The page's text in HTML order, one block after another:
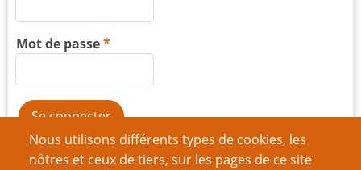
Nous utilisons différents types de cookies, les
nôtres et ceux de tiers, sur les pages de ce site
Mot de passe
Créer un nouveau compte